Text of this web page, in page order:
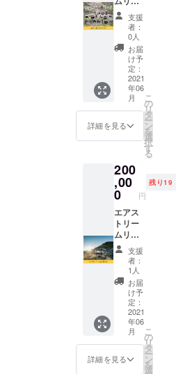
げ 源流レ
ストラン
業務委託契
2020年…株
式会社EDGE
業務委託契
約
NIPPONIA
村 崖の
家 開業
立ち上げ、
料理監修
せてい
ただき
ます。
す。 ※
コース
の詳細
などは
メール
にてお
伝えさ
せてい
ただき
ます。
※現地ま
での交
通費は
要で
す。 ※
日程は
メール
にて打
合せさ
せてい
ただき
ます。
ゾート
のスポ
ンサー
になれ
る権利
です。
エアス
トリー
ムリ
ゾート
の看板
に企業
名を掲
ていた
だきま
す。 あ
なたの
名前や
企業名
をエア
スト
リーム
リゾー
トの看
板でPR
できま
す。 ※
掲載内
容は
メール
にて打
合せさ
支援
者：
0人
お届
け予
定：
2021
年06
月
詳細を見る
こ
の
リ
タ
ー
ン
を
選
択
す
る
200
,00
0 円
残り19
エアス
トリー
ムリ
ゾート
の年間
パスに
なりま
す。 エ
アスト
リーム
リゾー
トを月2
回まで
利用で
きま
支援
者：
1人
お届
け予
定：
2021
年06
月
詳細を見る
こ
の
リ
タ
ー
ン
を
選